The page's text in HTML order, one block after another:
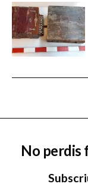
No perdis